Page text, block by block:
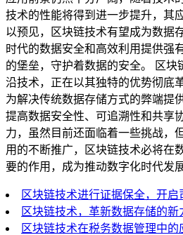
技术的性能将得到进一步提升，其
以预见，区块链技术有望成为数据
时代的数据安全和高效利用提供强
的堡垒，守护着数据的安全。 区块
沿技术，正在以其独特的优势彻底
为解决传统数据存储方式的弊端提
提高数据安全性、可追溯性和共享
力，虽然目前还面临着一些挑战，
用的不断推广，区块链技术必将在
要的作用，成为推动数字化时代发
区块链技术进行证据保全，开启
区块链技术，革新数据存储的新
区块链技术在税务数据管理中的